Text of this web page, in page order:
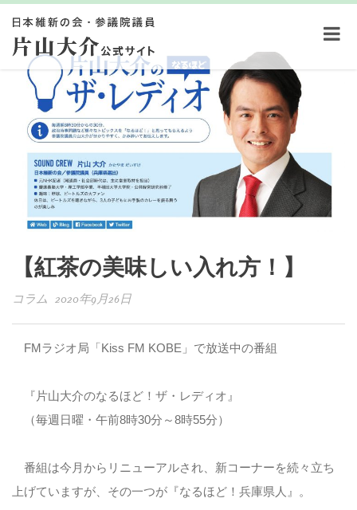
【紅茶の美味しい入れ方！】
コラム 2020年9月26日
FMラジオ局「Kiss FM KOBE」で放送中の番組
『片山大介のなるほど！ザ・レディオ』
（毎週日曜・午前8時30分～8時55分）
番組は今月からリニューアルされ、新コーナーを続々立ち
上げていますが、その一つが『なるほど！兵庫県人』。